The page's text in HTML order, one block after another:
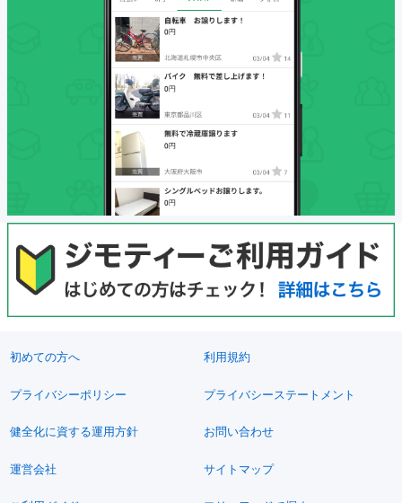
初めての方へ 利用規約
プライバシーポリシー プライバシーステートメント
健全化に資する運用方針 お問い合わせ
運営会社 サイトマップ